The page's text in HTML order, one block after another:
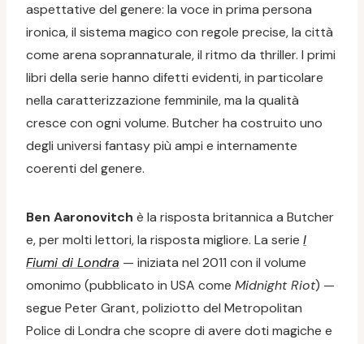
aspettative del genere: la voce in prima persona
ironica, il sistema magico con regole precise, la città
come arena soprannaturale, il ritmo da thriller. I primi
libri della serie hanno difetti evidenti, in particolare
nella caratterizzazione femminile, ma la qualità
cresce con ogni volume. Butcher ha costruito uno
degli universi fantasy più ampi e internamente
coerenti del genere.
Ben Aaronovitch è la risposta britannica a Butcher
e, per molti lettori, la risposta migliore. La serie I
Fiumi di Londra — iniziata nel 2011 con il volume
omonimo (pubblicato in USA come Midnight Riot) —
segue Peter Grant, poliziotto del Metropolitan
Police di Londra che scopre di avere doti magiche e